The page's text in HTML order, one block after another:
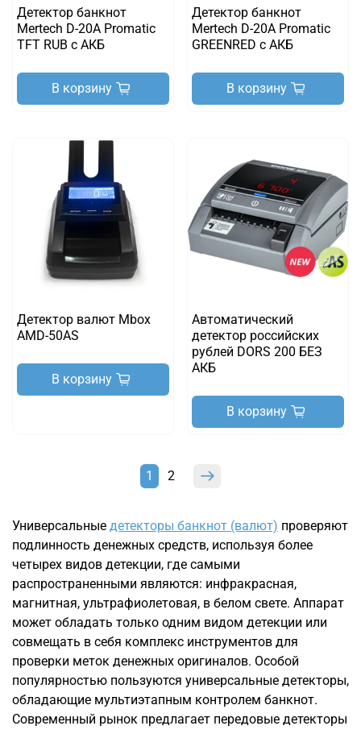
Детектор банкнот
Mertech D-20A Promatic
TFT RUB с АКБ
В корзину
Детектор банкнот
Mertech D-20A Promatic
GREENRED с АКБ
В корзину
Детектор валют Mbox
AMD-50AS
В корзину
Автоматический
детектор российских
рублей DORS 200 БЕЗ
АКБ
В корзину
1 2
Универсальные детекторы банкнот (валют) проверяют
подлинность денежных средств, используя более
четырех видов детекции, где самыми
распространенными являются: инфракрасная,
магнитная, ультрафиолетовая, в белом свете. Аппарат
может обладать только одним видом детекции или
совмещать в себя комплекс инструментов для
проверки меток денежных оригиналов. Особой
популярностью пользуются универсальные детекторы,
обладающие мультиэтапным контролем банкнот.
Современный рынок предлагает передовые детекторы